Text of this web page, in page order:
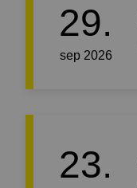
29.
sep 2026
23.